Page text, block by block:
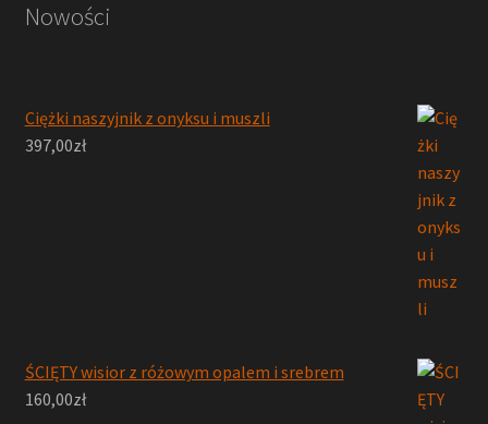
Nowości
Ciężki naszyjnik z onyksu i muszli
397,00zł
ŚCIĘTY wisior z różowym opalem i srebrem
160,00zł